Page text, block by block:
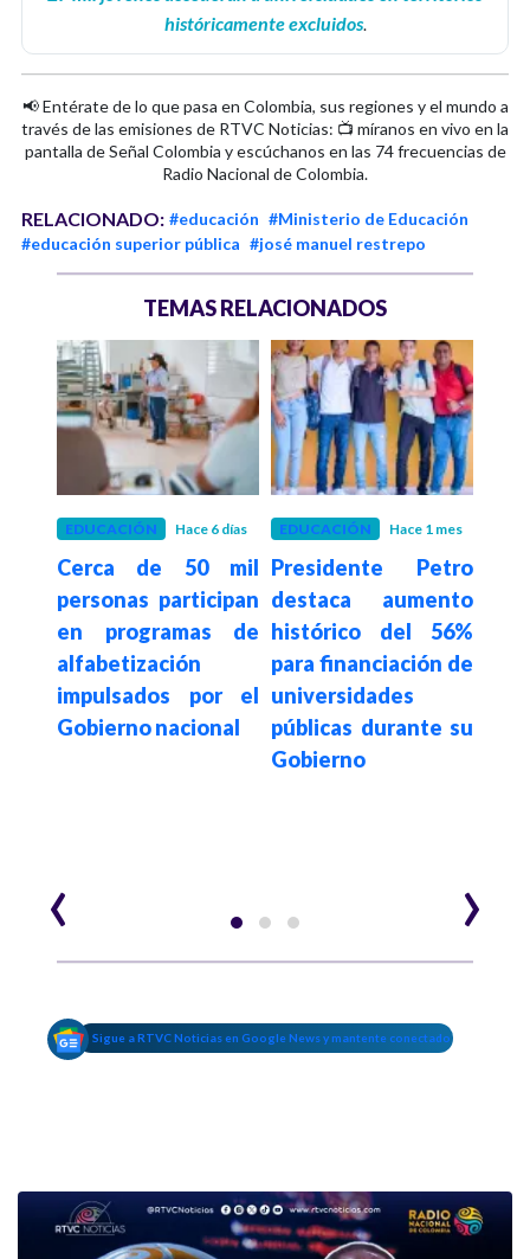
históricamente excluidos.
📢 Entérate de lo que pasa en Colombia, sus regiones y el mundo a
través de las emisiones de RTVC Noticias: 📺 míranos en vivo en la
pantalla de Señal Colombia y escúchanos en las 74 frecuencias de
Radio Nacional de Colombia.
RELACIONADO: #educación #Ministerio de Educación
#educación superior pública #josé manuel restrepo
TEMAS RELACIONADOS
EDUCACIÓN Hace 6 días
Cerca de 50 mil
personas participan
en programas de
alfabetización
impulsados por el
Gobierno nacional
EDUCACIÓN Hace 1 mes
Presidente Petro
destaca aumento
histórico del 56%
para financiación de
universidades
públicas durante su
Gobierno
‹ ›
Sigue a RTVC Noticias en Google News y mantente conectado